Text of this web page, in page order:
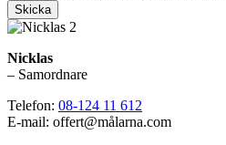
Skicka
Nicklas
– Samordnare
Telefon: 08-124 11 612
E-mail: offert@målarna.com